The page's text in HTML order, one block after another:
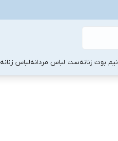
نیم بوت زنانهست لباس مردانهلباس زنانه